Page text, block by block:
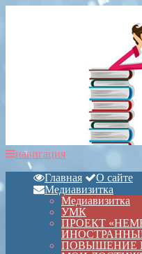
навигация
Главная
О сайте
Медиавизитка
Медиавизитка
УМК
ПРОЕКТ
ПОВЫШЕНИЕ